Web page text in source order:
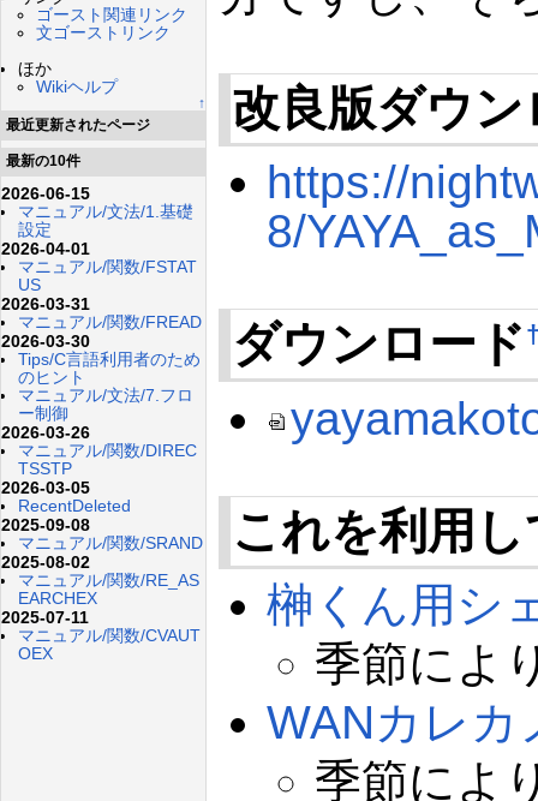
ゴースト関連リンク
文ゴーストリンク
ほか
Wikiヘルプ
↑
最近更新されたページ
最新の10件
2026-06-15
マニュアル/文法/1.基礎
設定
2026-04-01
マニュアル/関数/FSTAT
US
2026-03-31
マニュアル/関数/FREAD
2026-03-30
Tips/C言語利用者のため
のヒント
マニュアル/文法/7.フロ
ー制御
2026-03-26
マニュアル/関数/DIREC
TSSTP
2026-03-05
RecentDeleted
2025-09-08
マニュアル/関数/SRAND
2025-08-02
マニュアル/関数/RE_AS
EARCHEX
2025-07-11
マニュアル/関数/CVAUT
OEX
改良版ダウン
https://
8/
ダウンロード
これを利用
榊くん用シ
季節によ
WANカレ
季節によ